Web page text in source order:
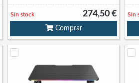
274,50 €
Sin stock
Comprar
Sin